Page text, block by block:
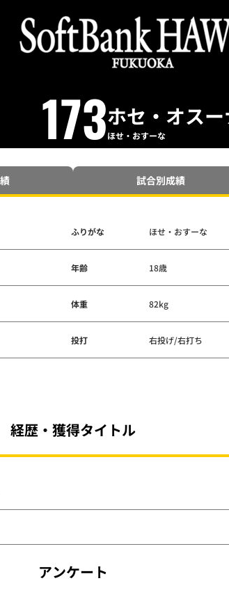
173ホセ・オス
ほせ・おすーな
試合別成績
ふりがな ほせ・おすーな
年齢 18歳
体重 82kg
投打 右投げ/右打ち
経歴・獲得タイトル
アンケート